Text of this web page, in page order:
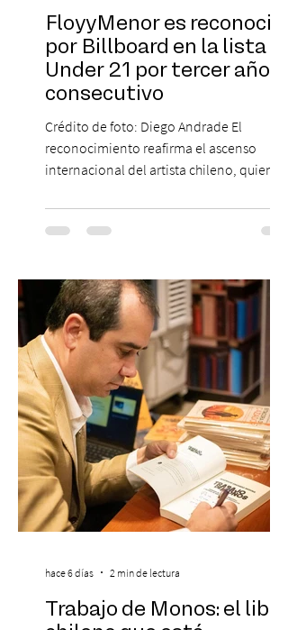
FloyyMenor es reconocido
por Billboard en la lista 21
Under 21 por tercer año
consecutivo
Crédito de foto: Diego Andrade El
reconocimiento reafirma el ascenso
internacional del artista chileno, quien
en la escena global. MIAMI, FL (3 de agosto
de 2026) — FloyyMenor ha sido
Under 21 por tercer año consecutivo,
formando parte una vez más de la
selección anual de la publicación que
destaca a los artistas menores de 21 años
más influyentes de la industria musical.
Este reconocimiento reaf
Trabajo de Monos: el libro
hace 6 días 2 min de lectura